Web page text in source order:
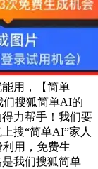
用，【简单
搜狐简单AI的
力帮手！我们要
搜“简单AI”家人
用，免费生
我们搜狐简单